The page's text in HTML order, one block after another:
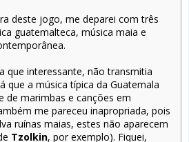
deste jogo, me deparei com três
guatemalteca, música maia e
que interessante, não transmitia
que a música típica da Guatemala
de marimbas e canções em
me pareceu inapropriada, pois
ruínas maias, estes não aparecem
Tzolkin, por exemplo). Fiquei,